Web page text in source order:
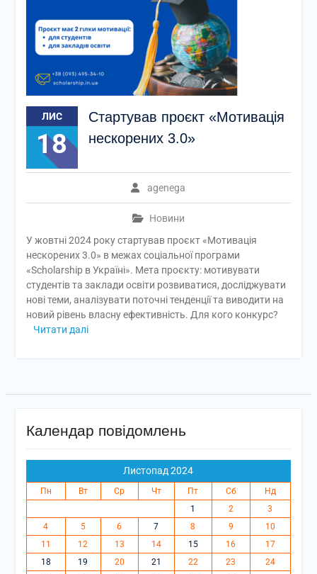
ЛИС
18
Стартував проєкт «Мотивація
нескорених 3.0»
agenega
Новини
У жовтні 2024 року стартував проєкт «Мотивація
нескорених 3.0» в межах соціальної програми
«Scholarship в Україні». Мета проєкту: мотивувати
студентів та заклади освіти розвиватися, досліджувати
нові теми, аналізувати поточні тенденції та виводити на
новий рівень власну ефективність. Для кого конкурс?
Читати далі
Календар повідомлень
Листопад 2024
Пн Вт Ср Чт Пт Сб
Нд
1
2
3
4
5 6 7 8 9
10
11
12 13 14 15 16
17
18
19 20 21 22 23
24